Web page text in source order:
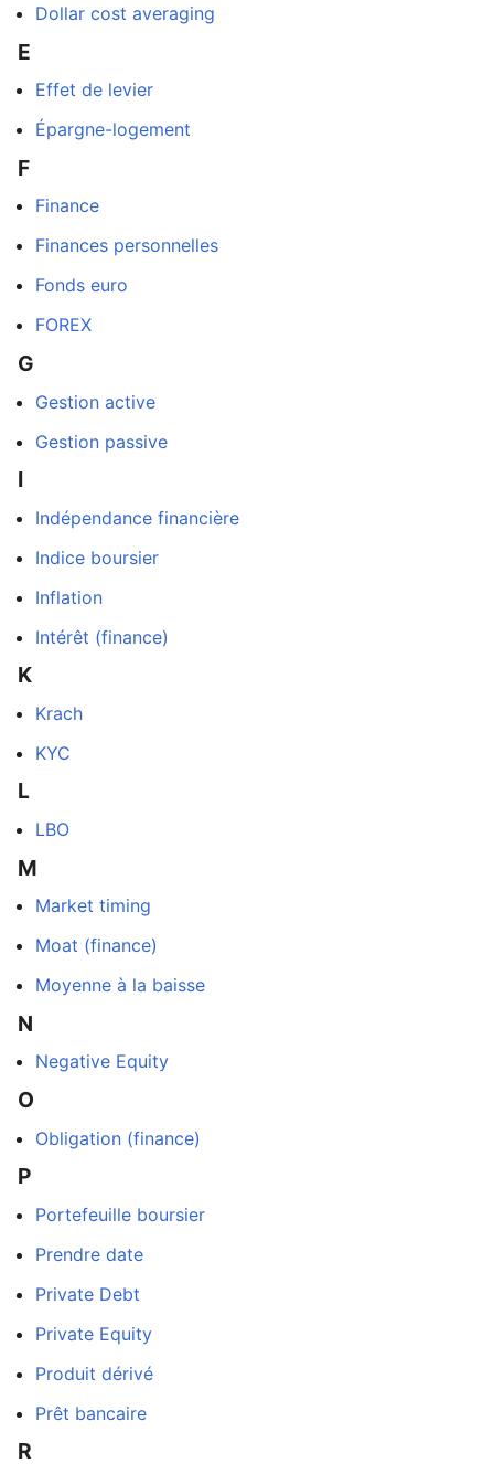
Dollar cost averaging
E
Effet de levier
Épargne-logement
F
Finance
Finances personnelles
Fonds euro
FOREX
G
Gestion active
Gestion passive
I
Indépendance financière
Indice boursier
Inflation
Intérêt (finance)
K
Krach
KYC
L
LBO
M
Market timing
Moat (finance)
Moyenne à la baisse
N
Negative Equity
O
Obligation (finance)
P
Portefeuille boursier
Prendre date
Private Debt
Private Equity
Produit dérivé
Prêt bancaire
R